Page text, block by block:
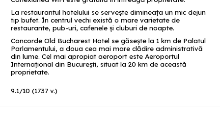
La restaurantul hotelului se servește dimineața un mic dejun
tip bufet. În centrul vechi există o mare varietate de
restaurante, pub-uri, cafenele și cluburi de noapte.
Concorde Old Bucharest Hotel se găsește la 1 km de Palatul
Parlamentului, a doua cea mai mare clădire administrativă
din lume. Cel mai apropiat aeroport este Aeroportul
Internațional din București, situat la 20 km de această
proprietate.
9.1/10 (1737 v.)